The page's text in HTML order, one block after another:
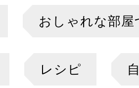
おしゃれな部屋
レシピ